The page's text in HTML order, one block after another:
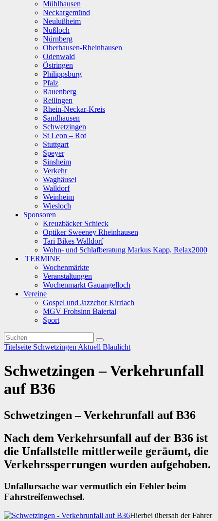
Mühlhausen
Neckargemünd
Neulußheim
Nußloch
Nürnberg
Oberhausen-Rheinhausen
Odenwald
Östringen
Philippsburg
Pfalz
Rauenberg
Reilingen
Rhein-Neckar-Kreis
Sandhausen
Schwetzingen
St Leon – Rot
Stuttgart
Speyer
Sinsheim
Verkehr
Waghäusel
Walldorf
Weinheim
Wiesloch
Sponsoren
Kreuzbäcker Schieck
Optiker Sweeney Rheinhausen
Tari Bikes Walldorf
Wohn- und Schlafberatung Markus Kapp, Relax2000
TERMINE
Wochenmärkte
Veranstaltungen
Wochenmarkt Gauangelloch
Vereine
Gospel und Jazzchor Kirrlach
MGV Frohsinn Baiertal
Sport
Titelseite Schwetzingen Aktuell Blaulicht
Schwetzingen – Verkehrunfall
auf B36
Schwetzingen – Verkehrunfall auf B36
Nach dem Verkehrsunfall auf der B36 ist
die Unfallstelle mittlerweile geräumt, die
Verkehrssperrungen wurden aufgehoben.
Unfallursache war vermutlich ein Fehler beim
Fahrstreifenwechsel.
Hierbei übersah der Fahrer